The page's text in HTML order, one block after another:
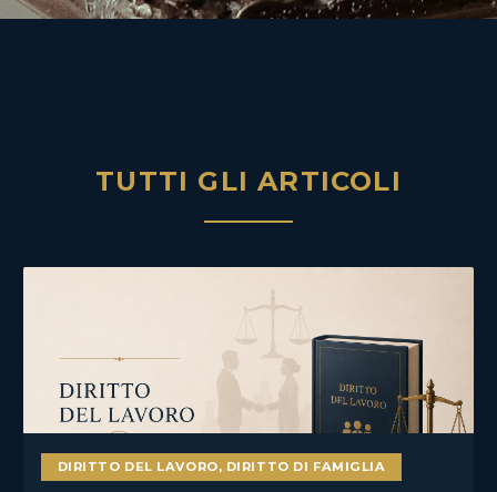
TUTTI GLI ARTICOLI
DIRITTO DEL LAVORO, DIRITTO DI FAMIGLIA